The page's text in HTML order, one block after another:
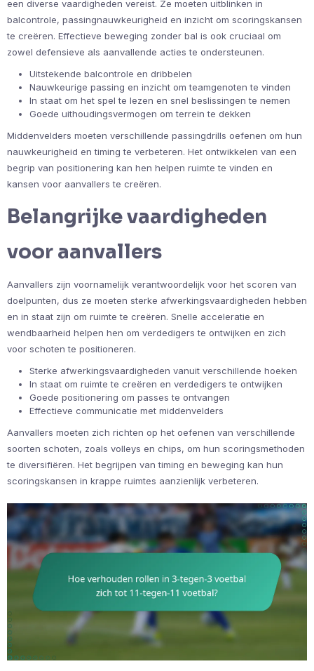
een diverse vaardigheden vereist. Ze moeten uitblinken in
balcontrole, passingnauwkeurigheid en inzicht om scoringskansen
te creëren. Effectieve beweging zonder bal is ook cruciaal om
zowel defensieve als aanvallende acties te ondersteunen.
Uitstekende balcontrole en dribbelen
Nauwkeurige passing en inzicht om teamgenoten te vinden
In staat om het spel te lezen en snel beslissingen te nemen
Goede uithoudingsvermogen om terrein te dekken
Middenvelders moeten verschillende passingdrills oefenen om hun
nauwkeurigheid en timing te verbeteren. Het ontwikkelen van een
begrip van positionering kan hen helpen ruimte te vinden en
kansen voor aanvallers te creëren.
Belangrijke vaardigheden
voor aanvallers
Aanvallers zijn voornamelijk verantwoordelijk voor het scoren van
doelpunten, dus ze moeten sterke afwerkingsvaardigheden hebben
en in staat zijn om ruimte te creëren. Snelle acceleratie en
wendbaarheid helpen hen om verdedigers te ontwijken en zich
voor schoten te positioneren.
Sterke afwerkingsvaardigheden vanuit verschillende hoeken
In staat om ruimte te creëren en verdedigers te ontwijken
Goede positionering om passes te ontvangen
Effectieve communicatie met middenvelders
Aanvallers moeten zich richten op het oefenen van verschillende
soorten schoten, zoals volleys en chips, om hun scoringsmethoden
te diversifiëren. Het begrijpen van timing en beweging kan hun
scoringskansen in krappe ruimtes aanzienlijk verbeteren.